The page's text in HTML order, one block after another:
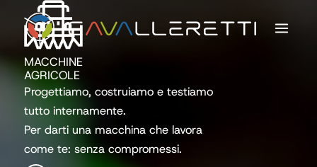
contenuto
contenuto
MACCHINE
AGRICOLE
Progettiamo, costruiamo e testiamo
tutto internamente.
Per darti una macchina che lavora
come te: senza compromessi.